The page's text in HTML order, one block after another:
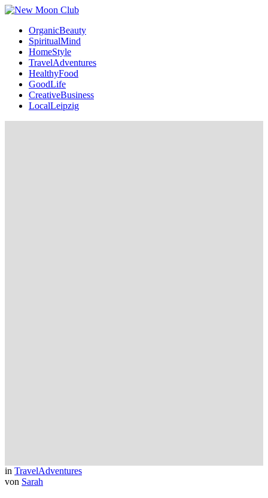
OrganicBeauty
SpiritualMind
HomeStyle
TravelAdventures
HealthyFood
GoodLife
CreativeBusiness
LocalLeipzig
in TravelAdventures
von Sarah